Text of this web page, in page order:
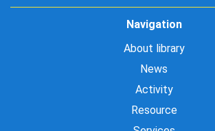
Navigation
About library
News
Activity
Resource